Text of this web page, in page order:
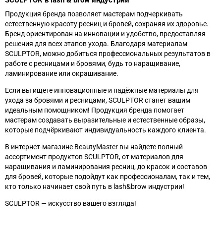
Продукция бренда позволяет мастерам подчеркивать
естественную красоту ресниц и бровей, сохраняя их здоровье.
Бренд ориентирован на инновации и удобство, предоставляя
решения для всех этапов ухода. Благодаря материалам
SCULPTOR, можно добиться профессиональных результатов в
работе с ресницами и бровями, будь то наращивание,
ламинирование или окрашивание.
Если вы ищете инновационные и надёжные материалы для
ухода за бровями и ресницами, SCULPTOR станет вашим
идеальным помощником! Продукция бренда помогает
мастерам создавать выразительные и естественные образы,
которые подчёркивают индивидуальность каждого клиента.
В интернет-магазине BeautyMaster вы найдете полный
ассортимент продуктов SCULPTOR, от материалов для
наращивания и ламинирования ресниц, до красок и составов
для бровей, которые подойдут как профессионалам, так и тем,
кто только начинает свой путь в lash&brow индустрии!
SCULPTOR — искусство вашего взгляда!